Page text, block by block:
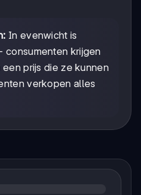
In evenwicht is
consumenten krijgen
prijs die ze kunnen
verkopen alles